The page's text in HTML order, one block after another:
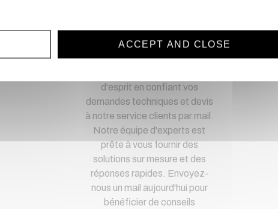
d'esprit en confiant vos
demandes techniques et devis
à notre service clients par mail.
Notre équipe d'experts est
prête à vous fournir des
solutions sur mesure et des
réponses rapides. Envoyez-
nous un mail aujourd'hui pour
bénéficier de conseils
ACCEPT AND CLOSE